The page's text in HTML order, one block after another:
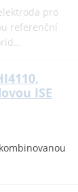
pro
referenční
ISE